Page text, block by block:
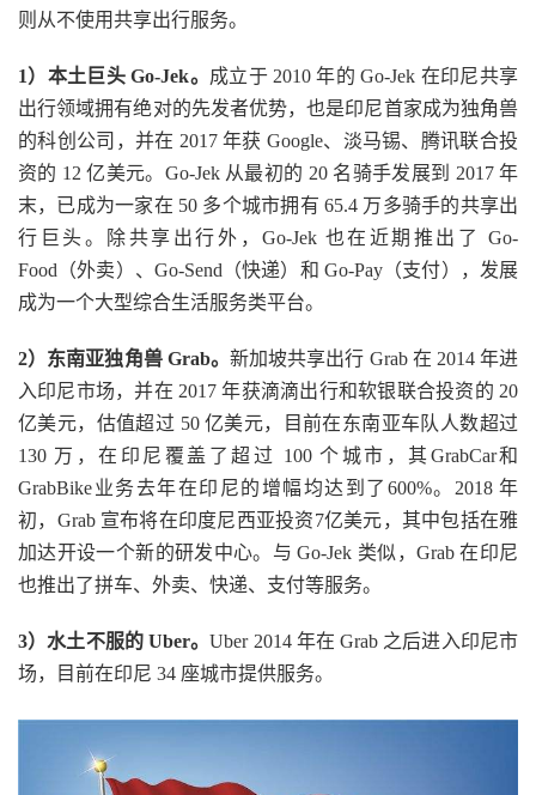
则从不使用共享出行服务。
1）本土巨头 Go-Jek。 成立于 2010 年的 Go-Jek 在印尼共享
出行领域拥有绝对的先发者优势，也是印尼首家成为独角兽
的科创公司，并在 2017 年获 Google、淡马锡、腾讯联合投
资的 12 亿美元。Go-Jek 从最初的 20 名骑手发展到 2017 年
末，已成为一家在 50 多个城市拥有 65.4 万多骑手的共享出
行巨头。除共享出行外，Go-Jek 也在近期推出了 Go-
Food（外卖）、Go-Send（快递）和 Go-Pay（支付），发展
成为一个大型综合生活服务类平台。
2）东南亚独角兽 Grab。 新加坡共享出行 Grab 在 2014 年进
入印尼市场，并在 2017 年获滴滴出行和软银联合投资的 20
亿美元，估值超过 50 亿美元，目前在东南亚车队人数超过
130 万，在印尼覆盖了超过 100 个城市，其GrabCar和
GrabBike业务去年在印尼的增幅均达到了600%。2018 年
初，Grab 宣布将在印度尼西亚投资7亿美元，其中包括在雅
加达开设一个新的研发中心。与 Go-Jek 类似，Grab 在印尼
也推出了拼车、外卖、快递、支付等服务。
3）水土不服的 Uber。Uber 2014 年在 Grab 之后进入印尼市
场，目前在印尼 34 座城市提供服务。